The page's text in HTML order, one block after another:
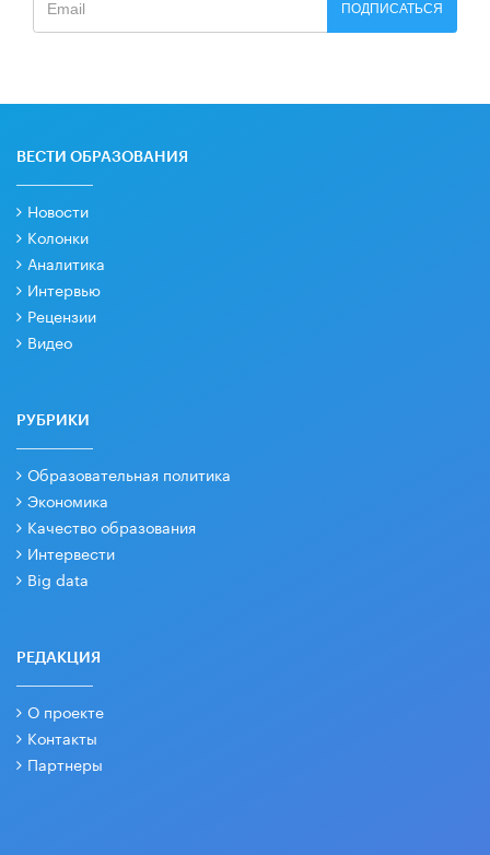
ПОДПИСАТЬСЯ
ВЕСТИ ОБРАЗОВАНИЯ
Новости
Колонки
Аналитика
Интервью
Рецензии
Видео
РУБРИКИ
Образовательная политика
Экономика
Качество образования
Интервести
Big data
РЕДАКЦИЯ
О проекте
Контакты
Партнеры